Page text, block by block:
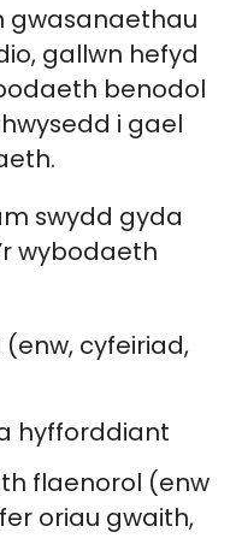
gwasanaethau
gallwn hefyd
benodol
i gael
swydd gyda
wybodaeth
cyfeiriad,
hyfforddiant
flaenorol (enw
oriau gwaith,